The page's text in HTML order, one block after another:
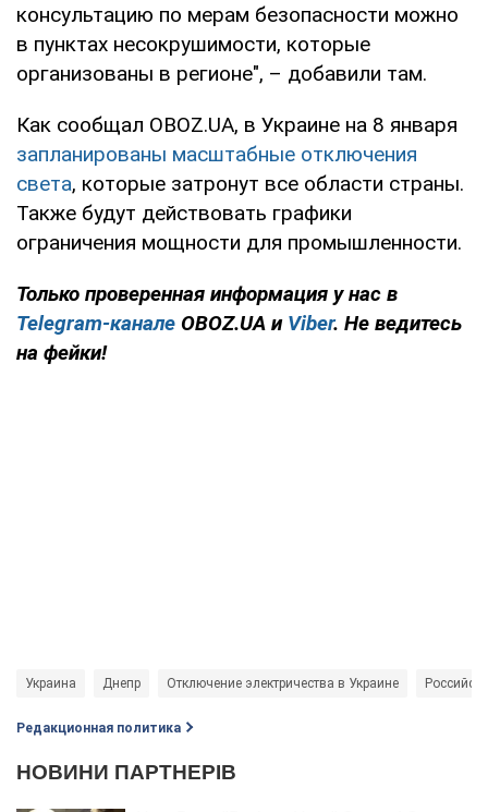
консультацию по мерам безопасности можно
в пунктах несокрушимости, которые
организованы в регионе", – добавили там.
Как сообщал OBOZ.UA, в Украине на 8 января
запланированы масштабные отключения
света, которые затронут все области страны.
Также будут действовать графики
ограничения мощности для промышленности.
Только проверенная информация у нас в
Telegram-канале OBOZ.UA и Viber. Не ведитесь
на фейки!
Украина Днепр Отключение электричества в Украине
Редакционная политика